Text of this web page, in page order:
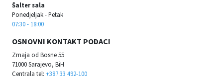
Šalter sala
Ponedjeljak - Petak
07:30 - 18:00
OSNOVNI KONTAKT PODACI
Zmaja od Bosne 55
71000 Sarajevo, BiH
Centrala tel: +387 33 492-100